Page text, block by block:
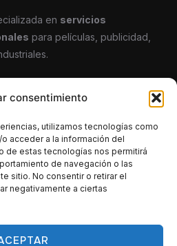
consentimiento
utilizamos tecnologías como
acceder a la información del
de estas tecnologías nos permitirá
de navegación o las
sitio. No consentir o retirar el
negativamente a ciertas
en servicios
para películas, publicidad,
Política de privacidad